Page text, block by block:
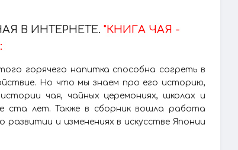
В ИНТЕРНЕТЕ. "КНИГА ЧАЯ -
горячего напитка способна согреть в
Но что мы знаем про его историю,
чая, чайных церемониях, школах и
ста лет. Также в сборник вошла работа
и изменениях в искусстве Японии